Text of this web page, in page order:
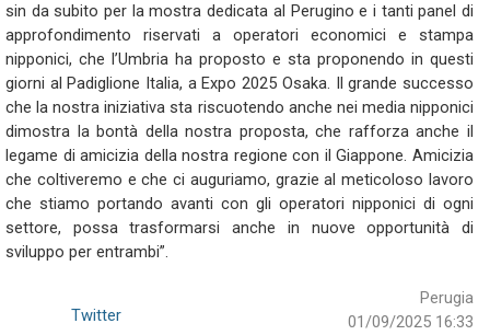
sin da subito per la mostra dedicata al Perugino e i tanti panel di
approfondimento riservati a operatori economici e stampa
nipponici, che l’Umbria ha proposto e sta proponendo in questi
giorni al Padiglione Italia, a Expo 2025 Osaka. Il grande successo
che la nostra iniziativa sta riscuotendo anche nei media nipponici
dimostra la bontà della nostra proposta, che rafforza anche il
legame di amicizia della nostra regione con il Giappone. Amicizia
che coltiveremo e che ci auguriamo, grazie al meticoloso lavoro
che stiamo portando avanti con gli operatori nipponici di ogni
settore, possa trasformarsi anche in nuove opportunità di
sviluppo per entrambi”.
Perugia
01/09/2025 16:33
Twitter